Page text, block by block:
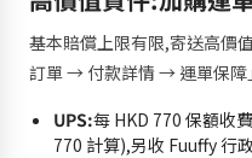
基本賠償上限有限,寄送高價
訂單 → 付款詳情 → 運單保障
UPS:每 HKD 770 保額收
770 計算),另收 Fuuffy 行